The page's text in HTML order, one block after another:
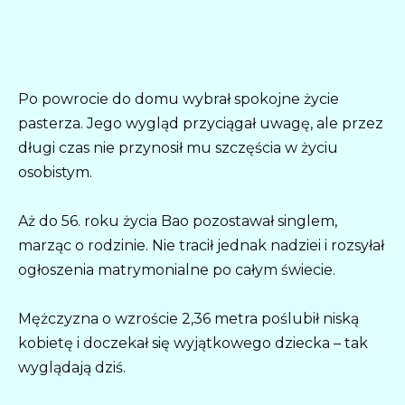
Po powrocie do domu wybrał spokojne życie
pasterza. Jego wygląd przyciągał uwagę, ale przez
długi czas nie przynosił mu szczęścia w życiu
osobistym.
Aż do 56. roku życia Bao pozostawał singlem,
marząc o rodzinie. Nie tracił jednak nadziei i rozsyłał
ogłoszenia matrymonialne po całym świecie.
Mężczyzna o wzroście 2,36 metra poślubił niską
kobietę i doczekał się wyjątkowego dziecka – tak
wyglądają dziś.